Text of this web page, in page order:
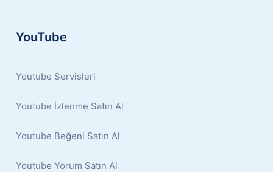
YouTube
Youtube Servisleri
Youtube İzlenme Satın Al
Youtube Beğeni Satın Al
Youtube Yorum Satın Al